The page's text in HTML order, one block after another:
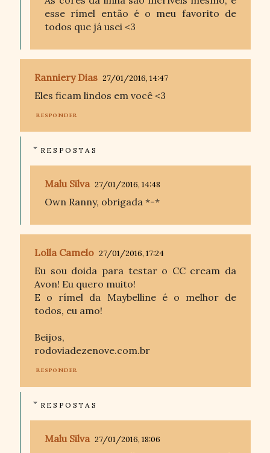
esse rímel então é o meu favorito de
todos que já usei <3
Ranniery Dias 27/01/2016, 14:47
Eles ficam lindos em você <3
RESPONDER
RESPOSTAS
Malu Silva 27/01/2016, 14:48
Own Ranny, obrigada *-*
Lolla Camelo 27/01/2016, 17:24
Eu sou doida para testar o CC cream da
Avon! Eu quero muito!
E o rímel da Maybelline é o melhor de
todos, eu amo!
Beijos,
rodoviadezenove.com.br
RESPONDER
RESPOSTAS
Malu Silva 27/01/2016, 18:06